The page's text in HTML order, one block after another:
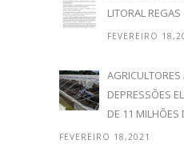
LITORAL REGAS
FEVEREIRO
AGRICULTORES
DEPRESSÕES
DE 11 MILHÕES
FEVEREIRO 18,2021